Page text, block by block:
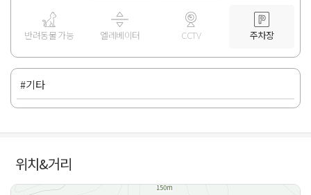
반려동물 가능 엘레베이터 CCTV 주차장
#기타
위치&거리